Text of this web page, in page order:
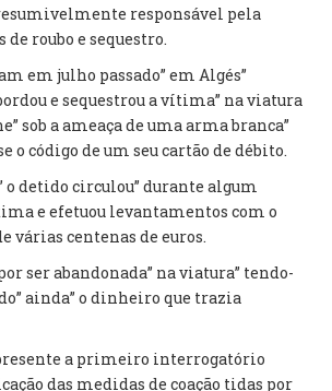
responsável pela
roubo e sequestro.
em julho passado” em Algés”
e sequestrou a vítima” na viatura
sob a ameaça de uma arma branca”
o código de um seu cartão de débito.
o detido circulou” durante algum
e efetuou levantamentos com o
várias centenas de euros.
ser abandonada” na viatura” tendo-
ainda” o dinheiro que trazia
a primeiro interrogatório
das medidas de coação tidas por